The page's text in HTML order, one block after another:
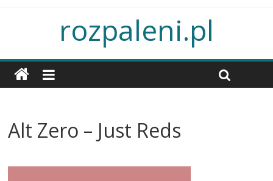
rozpaleni.pl
Alt Zero – Just Reds